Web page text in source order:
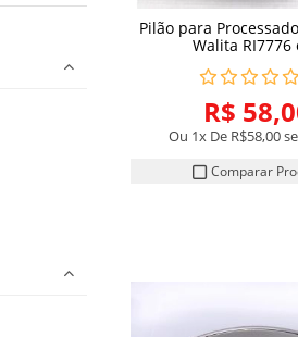
Pilão para
Walita RI7776
R$
Ou 1x De R$58,00
Comparar